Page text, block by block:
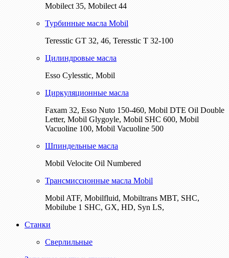
Mobilect 35, Mobilect 44
Турбинные масла Mobil
Teresstic GT 32, 46, Teresstic T 32-100
Цилиндровые масла
Esso Cylesstic, Mobil
Циркуляционные масла
Faxam 32, Esso Nuto 150-460, Mobil DTE Oil Double
Letter, Mobil Glygoyle, Mobil SHC 600, Mobil
Vacuoline 100, Mobil Vacuoline 500
Шпиндельные масла
Mobil Velocite Oil Numbered
Трансмиссионные масла Mobil
Mobil ATF, Mobilfluid, Mobiltrans MBT, SHC,
Mobilube 1 SHC, GX, HD, Syn LS,
Станки
Сверлильные